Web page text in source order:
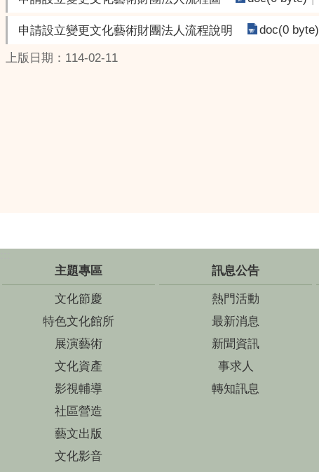
申請設立變更文化藝術財團法人流程說明 doc(0 byte)
上版日期：114-02-11
主題專區
文化節慶
特色文化館所
展演藝術
文化資產
影視輔導
社區營造
藝文出版
文化影音
訊息公告
熱門活動
最新消息
新聞資訊
事求人
轉知訊息